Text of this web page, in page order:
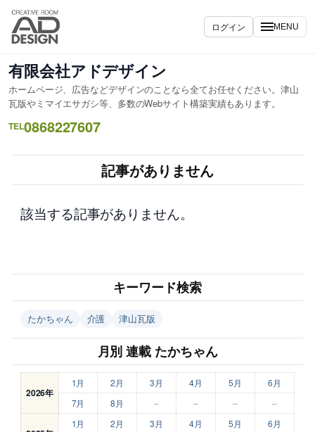
内
を
キ
ッ
プ
ログイン MENU
有限会社アドデザイン
ホームページ、広告などデザインのことなら全てお任せください。津山
瓦版やミマイエサガシ等、多数のWebサイト構築実績もあります。
TEL0868227607
記事がありません
該当する記事がありません。
キーワード検索
たかちゃん 介護 津山瓦版
月別 連載 たかちゃん
2026年
1月 2月 3月 4月 5月
6月
7月
8月 – – – –
1月 2月 3月 4月 5月
6月